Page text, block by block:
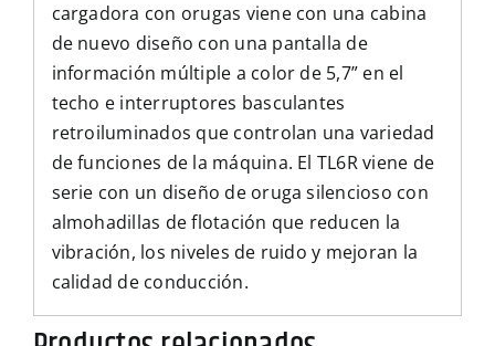
cargadora con orugas viene con una cabina
de nuevo diseño con una pantalla de
información múltiple a color de 5,7” en el
techo e interruptores basculantes
retroiluminados que controlan una variedad
de funciones de la máquina. El TL6R viene de
serie con un diseño de oruga silencioso con
almohadillas de flotación que reducen la
vibración, los niveles de ruido y mejoran la
calidad de conducción.